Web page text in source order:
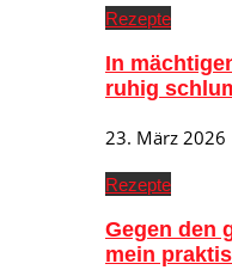
Rezepte
In
ruhig
23. März 2026
Rezepte
Gegen den
mein